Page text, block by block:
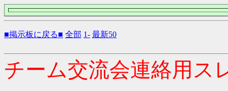
■掲示板に戻る■ 全部 1- 最新50
チーム交流会連絡用ス